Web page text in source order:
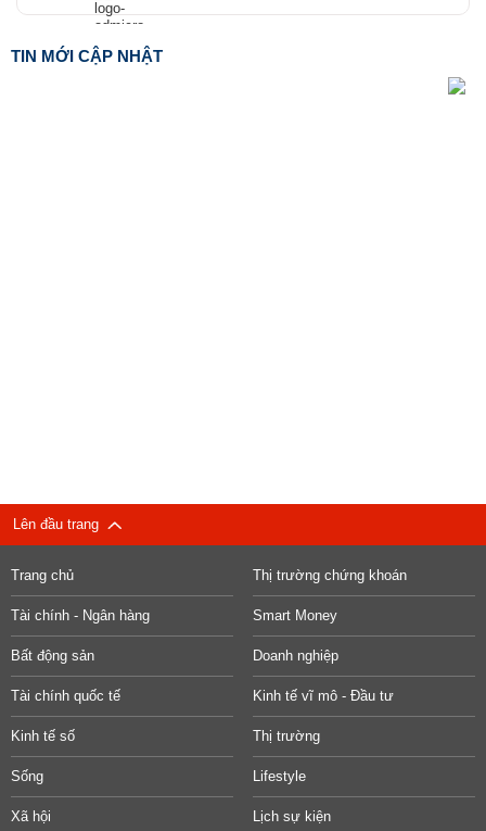
TIN MỚI CẬP NHẬT
Lên đầu trang
Trang chủ Thị trường chứng khoán
Tài chính - Ngân hàng Smart Money
Bất động sản Doanh nghiệp
Tài chính quốc tế Kinh tế vĩ mô - Đầu tư
Kinh tế số Thị trường
Sống Lifestyle
Xã hội Lịch sự kiện